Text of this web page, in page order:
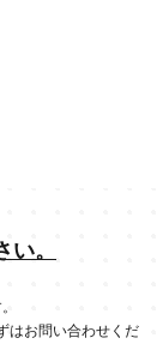
い。
はお問い合わせくだ